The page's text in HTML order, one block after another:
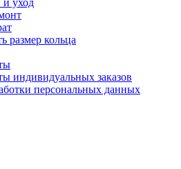
размер кольца
индивидуальных заказов
персональных данных